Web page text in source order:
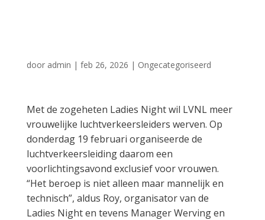
door admin | feb 26, 2026 | Ongecategoriseerd
Met de zogeheten Ladies Night wil LVNL meer
vrouwelijke luchtverkeersleiders werven. Op
donderdag 19 februari organiseerde de
luchtverkeersleiding daarom een
voorlichtingsavond exclusief voor vrouwen.
“Het beroep is niet alleen maar mannelijk en
technisch”, aldus Roy, organisator van de
Ladies Night en tevens Manager Werving en